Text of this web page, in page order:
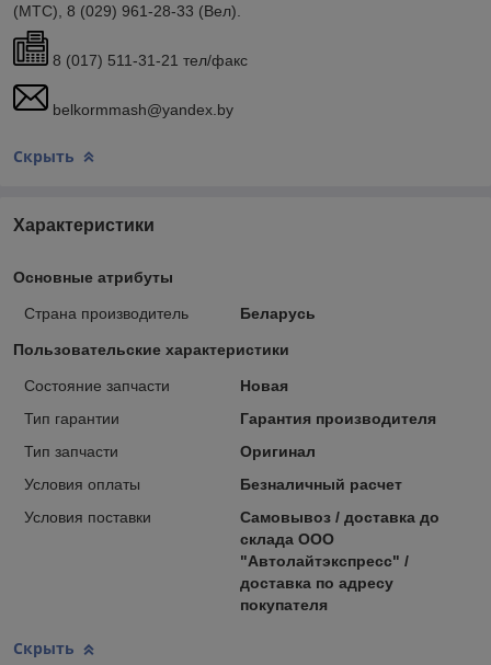
(МТС), 8 (029) 961-28-33 (Вел).
8 (017) 511-31-21 тел/факс
belkormmash@yandex.by
Скрыть
Характеристики
Основные атрибуты
Страна производитель Беларусь
Пользовательские характеристики
Состояние запчасти
Новая
Тип гарантии
Гарантия производителя
Тип запчасти
Оригинал
Условия оплаты
Безналичный расчет
Условия поставки
Самовывоз / доставка до
склада ООО
"Автолайтэкспресс" /
доставка по адресу
покупателя
Скрыть